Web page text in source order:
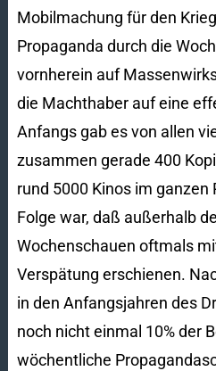
Mobilmachung für den
Propaganda durch die
vornherein auf
die Machthaber auf eine
Anfangs gab es von allen
zusammen gerade 400
rund 5000 Kinos im ganzen
Folge war, daß außerhalb
Wochenschauen oftmals
Verspätung erschienen.
in den Anfangsjahren des
noch nicht einmal 10% der
wöchentliche